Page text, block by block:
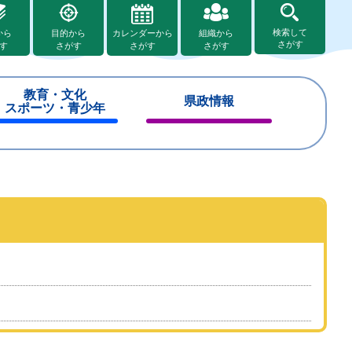
ら
目的から
さがす
カレンダーから
さがす
組織から
さがす
検索して
さがす
教育・文化
スポーツ・青少年
県政情報
じ